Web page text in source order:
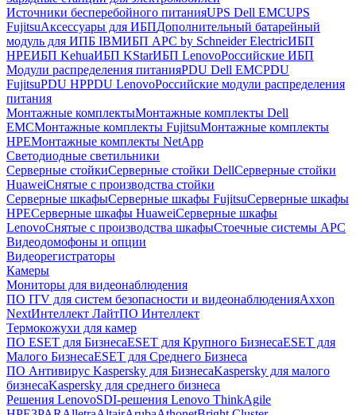
Источники бесперебойного питанияUPS Dell EMCUPS
FujitsuАксессуары для ИБПДополнительный батарейный
модуль для ИПБ IBMИБП APC by Schneider ElectricИБП
HPEИБП KehuaИБП KStarИБП LenovoРоссийские ИБП
Модули распределения питанияPDU Dell EMCPDU
FujitsuPDU HPPDU LenovoРоссийские модули распределения
питания
Монтажные комплектыМонтажные комплекты Dell
EMCМонтажные комплекты FujitsuМонтажные комплекты
HPEМонтажные комплекты NetApp
Светодиодные светильники
Серверные стойкиСерверные стойки DellСерверные стойки
HuaweiСнятые с производства стойки
Серверные шкафыСерверные шкафы FujitsuСерверные шкафы
HPEСерверные шкафы HuaweiСерверные шкафы
LenovoСнятые с производства шкафыСтоечные системы APC
Видеодомофоны и опции
Видеорегистраторы
Камеры
Мониторы для видеонаблюдения
ПО ITV для систем безопасности и видеонаблюденияAxxon
NextИнтеллект ЛайтПО Интеллект
Термокожухи для камер
ПО ESET для БизнесаESET для Крупного БизнесаESET для
Малого БизнесаESET для Среднего Бизнеса
ПО Антивирус Kaspersky для БизнесаKaspersky для малого
бизнесаKaspersky для среднего бизнеса
Решения LenovoSDI-решения Lenovo ThinkAgile